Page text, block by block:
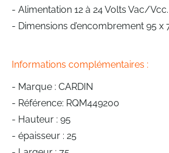
- Alimentation 12 à 24 Volts Vac/Vcc.
- Dimensions d’encombrement 95 x
Informations complémentaires :
- Marque : CARDIN
- Référence: RQM449200
- Hauteur : 95
- épaisseur : 25